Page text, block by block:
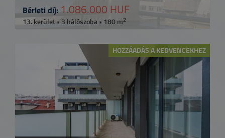
Bérleti díj: 1.086.000 HUF
13. kerület • 3 hálószoba • 180 m2
HOZZÁADÁS A KEDVENCEKHEZ